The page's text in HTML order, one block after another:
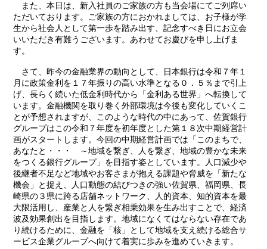
また、本日は、新入社員のご家族の方も当会場にてご列席い
ただいております。ご家族の方におかれましては、お子様が学
生から社会人として第一歩を踏み出す、記念すべき日にお立会
いいただき有難うございます。あわせてお慶びを申し上げま
す。
さて、昨今の金融業界の動向として、日本銀行は令和７年１
月に政策金利を１７年振りの高い水準となる０．５％まで引上
げ、長らく続いた低金利時代から「金利ある世界」へ転換して
います。金融機関を取り巻く外部環境は今後も変化していくこ
とが予想されますが、このような時代の中にあって、佐賀銀行
グループはこの令和７年度を初年度とした第１８次中期経営計
画がスタートします。今回の中期経営計画では「このまちで、
あなたと・・・ ～地域を繋ぎ、人を繋ぎ、地域の豊かな未来
をつくる銀行グループ」を目指す姿としています。人口減少や
後継者不足など地域やお客さまが抱える課題や脅威を「新たな
機会」と捉え、人口動態の結びつきの強い佐賀県、福岡県、長
崎県の３県に跨る店舗ネットワーク、人的資本、知的資本を最
大限活用し、産業と人を繋ぎ相乗効果を生み出すことで、経済
波及効果創出を目指します。地域になくてはならない存在であ
り続けるために、金融を「核」として地域を支え続ける総合サ
ービス企業グループへ向けて着実に歩みを進めていきます。